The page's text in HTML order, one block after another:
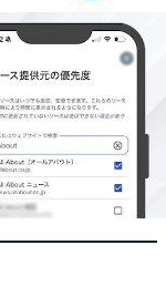
うとした。そう
と全てが終わ
話せなかった兄
……と思いまし
すが、自分にま
感じた瞬間でし